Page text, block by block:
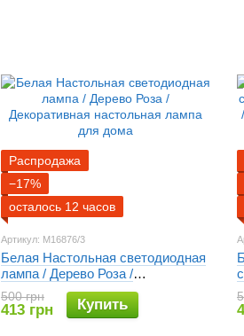
Распродажа
−17%
осталось 12 часов
Артикул: M16876/3
Белая Настольная светодиодная
лампа / Дерево Роза /
Декоративная настольная лампа
для дома
500 грн
413 грн Купить